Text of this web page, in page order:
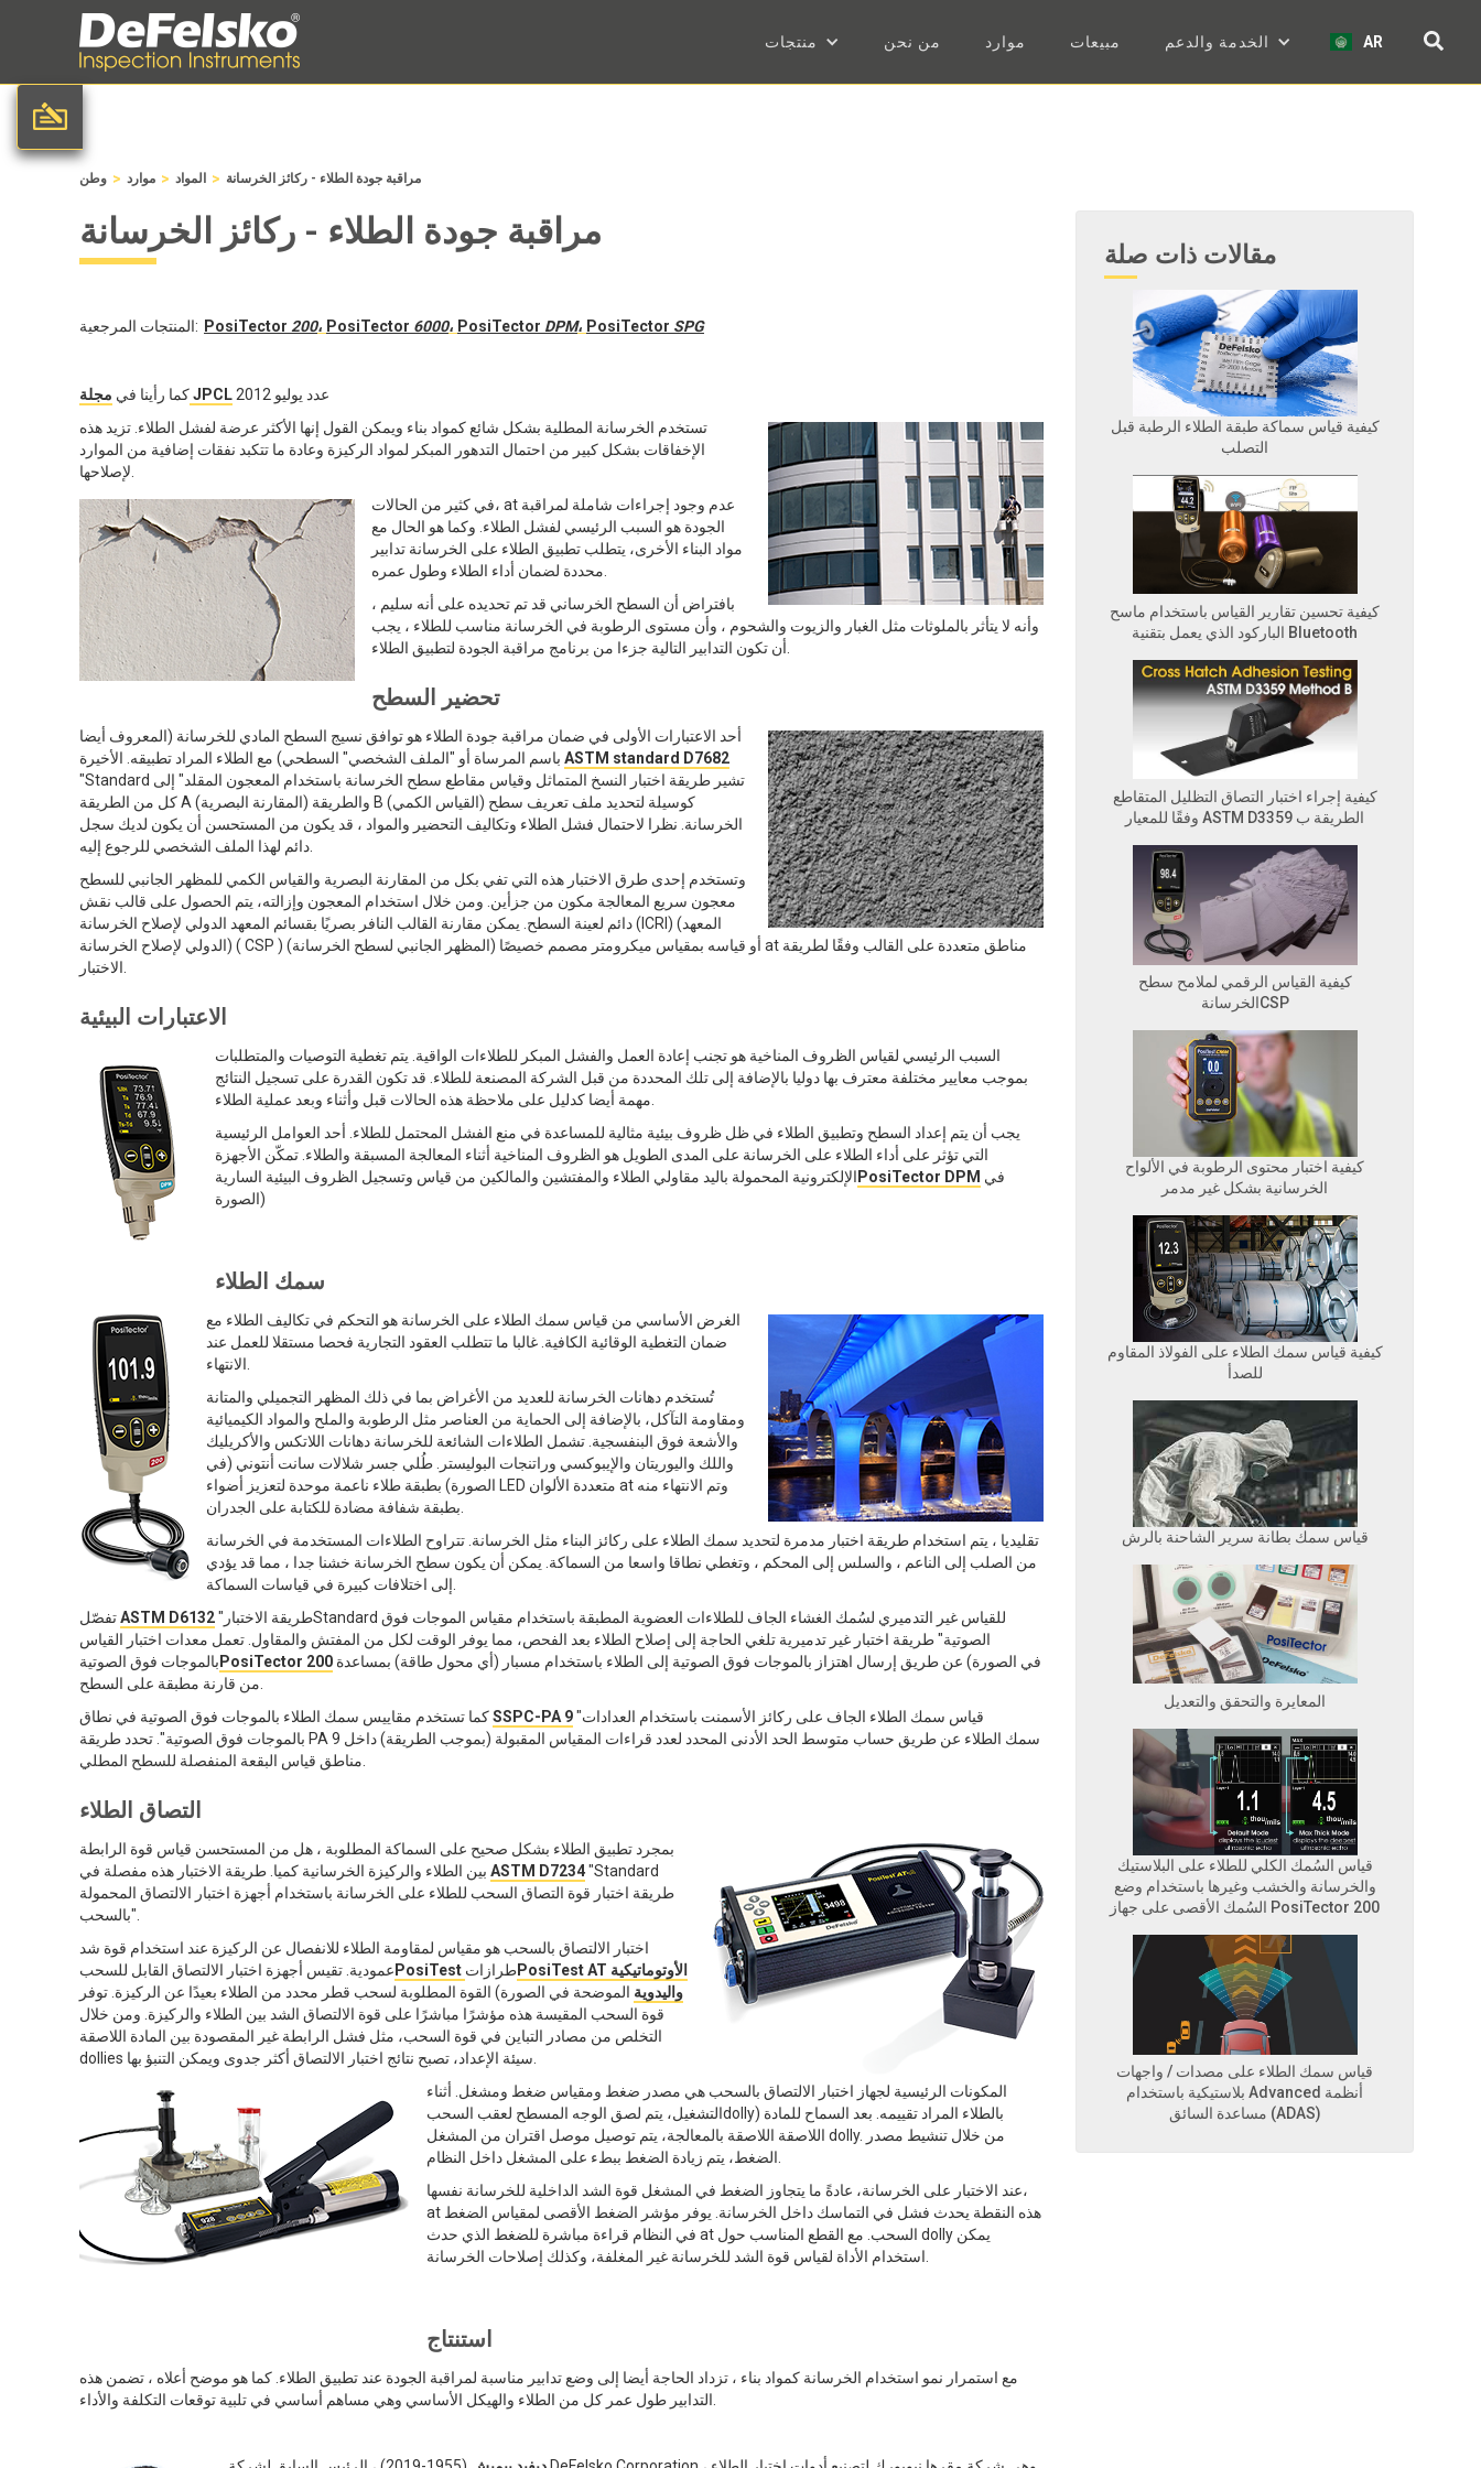
منتجات من نحن موارد مبيعات الخدمة والدعم AR
وطن > موارد > المواد > مراقبة جودة الطلاء - ركائز الخرسانة
مراقبة جودة الطلاء - ركائز الخرسانة
المنتجات المرجعية: PosiTector 200، PosiTector 6000، PosiTector DPM، PosiTector SPG
كما رأينا فيمجلة JPCL
عدد يوليو 2012
تستخدم الخرسانة المطلية بشكل شائع كمواد بناء ويمكن القول إنها الأكثر عرضة لفشل الطلاء. تزيد هذه
الإخفاقات بشكل كبير من احتمال التدهور المبكر لمواد الركيزة وعادة ما تتكبد نفقات إضافية من الموارد
في كثير من الحالات، at عدم وجود إجراءات شاملة لمراقبة
الجودة هو السبب الرئيسي لفشل الطلاء. وكما هو الحال مع
مواد البناء الأخرى، يتطلب تطبيق الطلاء على الخرسانة تدابير
بافتراض أن السطح الخرساني قد تم تحديده على أنه سليم ،
وأنه لا يتأثر بالملوثات مثل الغبار والزيوت والشحوم ، وأن مستوى الرطوبة في الخرسانة مناسب للطلاء ، يجب
تحضير السطح
أحد الاعتبارات الأولى في ضمان مراقبة جودة الطلاء هو توافق نسيج السطح المادي للخرسانة (المعروف أيضا
ASTM standard D7682
"Standard تشير طريقة اختبار النسخ المتماثل وقياس مقاطع سطح الخرسانة باستخدام المعجون المقلد" إلى
كل من الطريقة A (المقارنة البصرية) والطريقة B (القياس الكمي) كوسيلة لتحديد ملف تعريف سطح
الخرسانة. نظرا لاحتمال فشل الطلاء وتكاليف التحضير والمواد ، قد يكون من المستحسن أن يكون لديك سجل
وتستخدم إحدى طرق الاختبار هذه التي تفي بكل من المقارنة البصرية والقياس الكمي للمظهر الجانبي للسطح
معجون سريع المعالجة مكون من جزأين. ومن خلال استخدام المعجون وإزالته، يتم الحصول على قالب نقش
دائم لعينة السطح. يمكن مقارنة القالب النافر بصريًا بقسائم المعهد الدولي لإصلاح الخرسانة (ICRI) (المعهد
الدولي لإصلاح الخرسانة) ( CSP ) (المظهر الجانبي لسطح الخرسانة) أو قياسه بمقياس ميكرومتر مصمم خصيصًا at مناطق متعددة على القالب وفقًا لطريقة
الاعتبارات البيئية
السبب الرئيسي لقياس الظروف المناخية هو تجنب إعادة العمل والفشل المبكر للطلاءات الواقية. يتم تغطية التوصيات والمتطلبات
بموجب معايير مختلفة معترف بها دوليا بالإضافة إلى تلك المحددة من قبل الشركة المصنعة للطلاء. قد تكون القدرة على تسجيل النتائج
يجب أن يتم إعداد السطح وتطبيق الطلاء في ظل ظروف بيئية مثالية للمساعدة في منع الفشل المحتمل للطلاء. أحد العوامل الرئيسية
التي تؤثر على أداء الطلاء على الخرسانة على المدى الطويل هو الظروف المناخية أثناء المعالجة المسبقة والطلاء. تمكّن الأجهزة
الإلكترونية المحمولة باليد مقاولي الطلاء والمفتشين والمالكين من قياس وتسجيل الظروف البيئية السارية PosiTector DPM
الصورة)
سمك الطلاء
الغرض الأساسي من قياس سمك الطلاء على الخرسانة هو التحكم في تكاليف الطلاء مع
ضمان التغطية الوقائية الكافية. غالبا ما تتطلب العقود التجارية فحصا مستقلا للعمل عند
تُستخدم دهانات الخرسانة للعديد من الأغراض بما في ذلك المظهر التجميلي والمتانة
ومقاومة التآكل، بالإضافة إلى الحماية من العناصر مثل الرطوبة والملح والمواد الكيميائية
والأشعة فوق البنفسجية. تشمل الطلاءات الشائعة للخرسانة دهانات اللاتكس والأكريليك
واللك واليوريتان والإيبوكسي وراتنجات البوليستر. طُلي جسر شلالات سانت أنتوني (في
الصورة) بطبقة طلاء ناعمة موحدة لتعزيز أضواء LED متعددة الألوان at وتم الانتهاء منه
تقليديا ، يتم استخدام طريقة اختبار مدمرة لتحديد سمك الطلاء على ركائز البناء مثل الخرسانة. تتراوح الطلاءات المستخدمة في الخرسانة
من الصلب إلى الناعم ، والسلس إلى المحكم ، وتغطي نطاقا واسعا من السماكة. يمكن أن يكون سطح الخرسانة خشنا جدا ، مما قد يؤدي
ASTM D6132"طريقة الاختبارStandard للقياس غير التدميري لسُمك الغشاء الجاف للطلاءات العضوية المطبقة باستخدام مقياس الموجات فوق
الصوتية" طريقة اختبار غير تدميرية تلغي الحاجة إلى إصلاح الطلاء بعد الفحص، مما يوفر الوقت لكل من المفتش والمقاول. تعمل معدات اختبار القياس
بالموجات فوق الصوتية PosiTector 200
SSPC-PA 9"قياس سمك الطلاء الجاف على ركائز الأسمنت باستخدام العدادات
بالموجات فوق الصوتية". تحدد طريقة PA 9 سمك الطلاء عن طريق حساب متوسط الحد الأدنى المحدد لعدد قراءات المقياس المقبولة (بموجب الطريقة) داخل
التصاق الطلاء
بمجرد تطبيق الطلاء بشكل صحيح على السماكة المطلوبة ، هل من المستحسن قياس قوة الرابطة
ASTM D7234"Standard
طريقة اختبار قوة التصاق السحب للطلاء على الخرسانة باستخدام أجهزة اختبار الالتصاق المحمولة
بالسحب".
اختبار الالتصاق بالسحب هو مقياس لمقاومة الطلاء للانفصال عن الركيزة عند استخدام قوة شد
عمودية. تقيس أجهزة اختبار الالتصاق القابل للسحب PosiTest طرازاتPosiTest AT الأوتوماتيكية
واليدوية الموضحة في الصورة) القوة المطلوبة لسحب قطر محدد من الطلاء بعيدًا عن الركيزة. توفر
قوة السحب المقيسة هذه مؤشرًا مباشرًا على قوة الالتصاق الشد بين الطلاء والركيزة. ومن خلال
التخلص من مصادر التباين في قوة السحب، مثل فشل الرابطة غير المقصودة بين المادة اللاصقة
المكونات الرئيسية لجهاز اختبار الالتصاق بالسحب هي مصدر ضغط ومقياس ضغط ومشغل. أثناء
التشغيل، يتم لصق الوجه المسطح لعقب السحبdolly) بالطلاء المراد تقييمه. بعد السماح للمادة
اللاصقة اللاصقة بالمعالجة، يتم توصيل موصل اقتران من المشغل dolly. من خلال تنشيط مصدر
عند الاختبار على الخرسانة، عادةً ما يتجاوز الضغط في المشغل قوة الشد الداخلية للخرسانة نفسها،
at هذه النقطة يحدث فشل في التماسك داخل الخرسانة. يوفر مؤشر الضغط الأقصى لمقياس الضغط
في النظام قراءة مباشرة للضغط الذي حدث at السحب. مع القطع المناسب حول dolly يمكن
استنتاج
مع استمرار نمو استخدام الخرسانة كمواد بناء ، تزداد الحاجة أيضا إلى وضع تدابير مناسبة لمراقبة الجودة عند تطبيق الطلاء. كما هو موضح أعلاه ، تضمن هذه
مقالات ذات صلة
كيفية قياس سماكة طبقة الطلاء الرطبة قبل
التصلب
كيفية تحسين تقارير القياس باستخدام ماسح
الباركود الذي يعمل بتقنية Bluetooth
كيفية إجراء اختبار التصاق التظليل المتقاطع
وفقًا للمعيار ASTM D3359 الطريقة ب
كيفية القياس الرقمي لملامح سطح
الخرسانةCSP
كيفية اختبار محتوى الرطوبة في الألواح
الخرسانية بشكل غير مدمر
كيفية قياس سمك الطلاء على الفولاذ المقاوم
للصدأ
قياس سمك بطانة سرير الشاحنة بالرش
المعايرة والتحقق والتعديل
قياس السُمك الكلي للطلاء على البلاستيك
والخرسانة والخشب وغيرها باستخدام وضع
السُمك الأقصى على جهاز PosiTector 200
قياس سمك الطلاء على مصدات / واجهات
بلاستيكية باستخدام Advanced أنظمة
مساعدة السائق (ADAS)